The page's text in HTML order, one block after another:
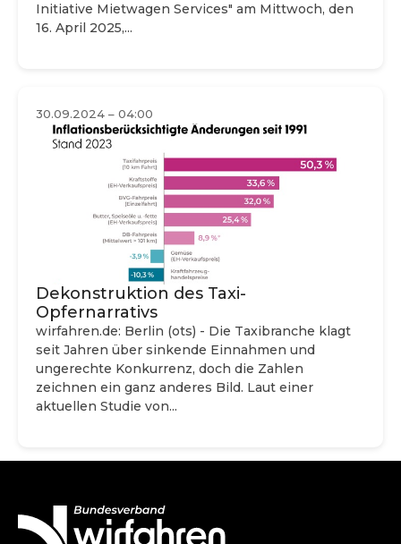
Initiative Mietwagen Services" am Mittwoch, den
16. April 2025,...
30.09.2024 – 04:00
Dekonstruktion des Taxi-
Opfernarrativs
wirfahren.de: Berlin (ots) - Die Taxibranche klagt
seit Jahren über sinkende Einnahmen und
ungerechte Konkurrenz, doch die Zahlen
zeichnen ein ganz anderes Bild. Laut einer
aktuellen Studie von...